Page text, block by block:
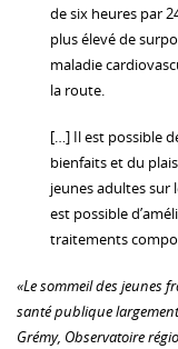
de six heures par
plus élevé de
maladie
la route.
[…] Il est possible
bienfaits et du
jeunes adultes sur
est possible
traitements
«Le sommeil des jeunes
santé publique
Grémy, Observatoire